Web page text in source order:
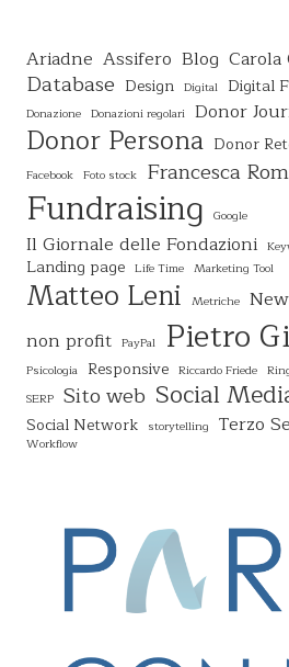
Ariadne Assifero Blog Carola
Database Design Digital Digital
Donazione Donazioni regolari Donor
Donor Persona Donor
Facebook Foto stock Francesca
Fundraising Google
Il Giornale delle Fondazioni
Landing page Life Time Marketing Tool
Matteo Leni Metriche
non profit PayPal Pietro
Psicologia Responsive Riccardo Friede
SERP Sito web Social
Social Network storytelling Terzo
Workflow